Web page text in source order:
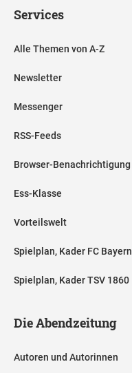
Services
Alle Themen von A-Z
Newsletter
Messenger
RSS-Feeds
Browser-Benachrichtigung
Ess-Klasse
Vorteilswelt
Spielplan, Kader FC Bayern
Spielplan, Kader TSV 1860
Die Abendzeitung
Autoren und Autorinnen